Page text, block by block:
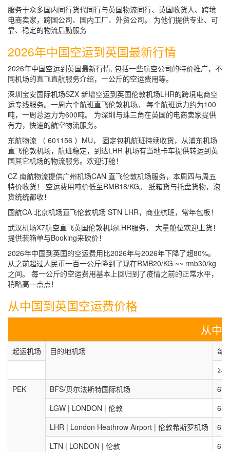
服务于众多国内同行货代同行与英国物流同行、英国收货人、跨境
电商卖家，跨国公司、国内工厂、外贸公司。 为他们提供专业、可
靠、稳定的物流后勤服务
2026年中国空运到英国最新行情
2026年中国空运到英国最新行情, 包括一些航空公司的特价推广，不
同机场的直飞直航服务介绍，一公斤的空运费用等。
深圳宝安国际机场SZX 新增空运到英国伦敦机场LHR的跨境电商空
运专线服务。一周六个航班直飞伦敦机场。 每个航班运力约为100
吨，一周总运力为600吨。 为深圳与珠三角在英国的电商卖家提供
有力，快速的航空物流服务。
东航物流 （ 601156 ）MU， 固定包机航班持续收货，从浦东机场
直飞伦敦机场，航班稳定，到达LHR 机场有当地卡车提供转运到英
国其它机场的物流服务。欢迎订舱！
CZ 南航物流提供广州机场CAN 直飞伦敦机场服务，本周四与周五
特价收货！ 空运费用吨价低至RMB18/KG。 纸箱货与托盘货物，泡
货统统都收！
国航CA 北京机场直飞伦敦机场 STN LHR，商业航班，常年包板！
武汉机场X7航空直飞英国伦敦机场LHR服务， 大量舱位欢迎上货！
提供装箱单与Booking来砍价！
2026年中国到英国的空运费用比2026年与2026年下降了超80%。
从之前超过人民币一百一公斤降到了现在RMB20/KG ~~ rmb30/kg
之间。 每一公斤的空运费用基本上回归到了疫情之前的正常水平，
稍略高一点点！
从中国到英国空运费价格
从中
起运机场 目的地机场
每
PEK
BFS/贝尔法斯特国际机场
LGW | LONDON | 伦敦
LHR | London Heathrow Airport | 伦敦希斯罗机场
LTN | LONDON | 伦敦